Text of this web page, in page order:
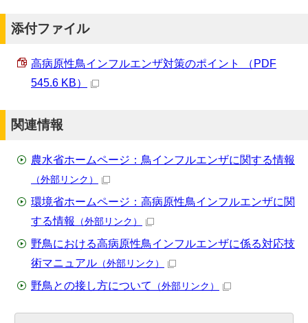
添付ファイル
高病原性鳥インフルエンザ対策のポイント （PDF
545.6 KB）
関連情報
農水省ホームページ：鳥インフルエンザに関する情報
（外部リンク）
環境省ホームページ：高病原性鳥インフルエンザに関
する情報
（外部リンク）
野鳥における高病原性鳥インフルエンザに係る対応技
術マニュアル （外部リンク）
野鳥との接し方について （外部リンク）